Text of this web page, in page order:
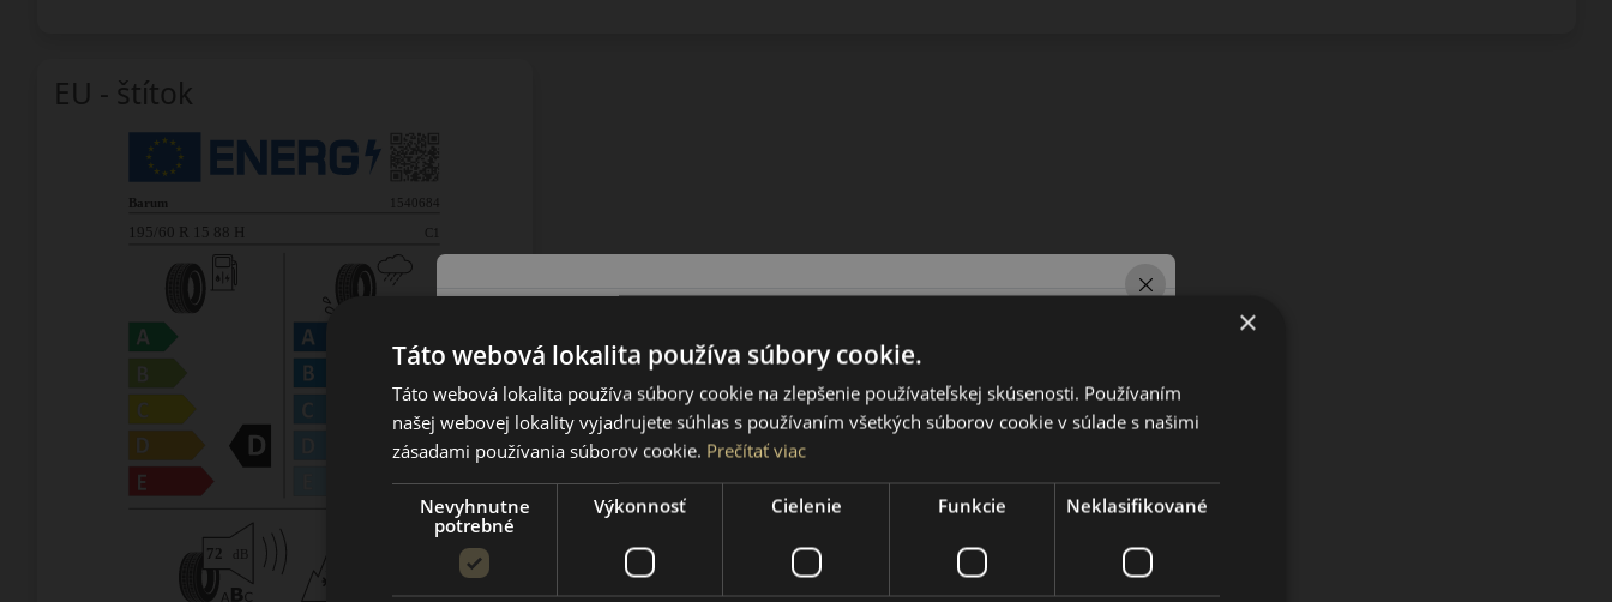
EU - štítok
×
Táto webová lokalita používa súbory cookie.
Táto webová lokalita používa súbory cookie na zlepšenie používateľskej skúsenosti. Používaním
našej webovej lokality vyjadrujete súhlas s používaním všetkých súborov cookie v súlade s našimi
zásadami používania súborov cookie. Prečítať viac
Nevyhnutne
potrebné
Výkonnosť Cielenie Funkcie Neklasifikované